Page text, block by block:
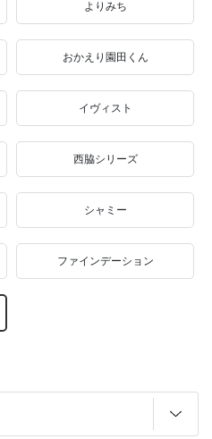
よりみち
おかえり園田くん
イヴィスト
西脇シリーズ
シャミー
ファインデーション